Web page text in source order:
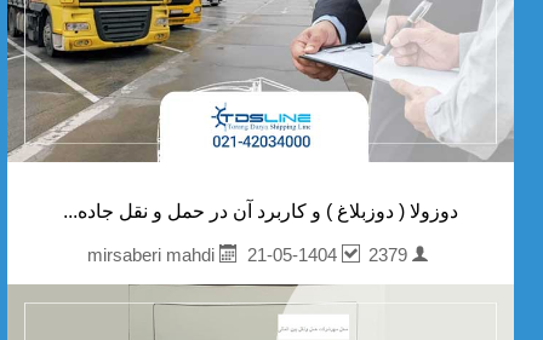
دوزولا ( دوزبلاغ ) و کاربرد آن در حمل و نقل جاده...
mirsaberi mahdi
21-05-1404 2379